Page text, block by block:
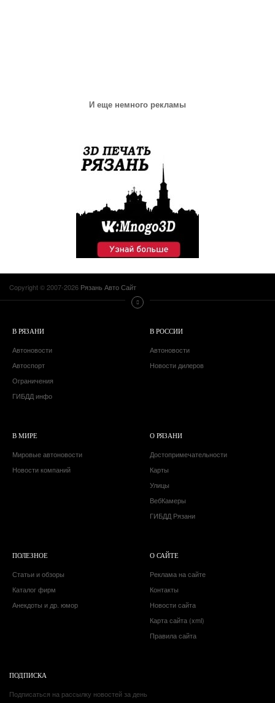
И еще немного рекламы
Copyright © 2007-2026 Рязань Авто Сайт
В РЯЗАНИ
Автоновости
Автоспорт
Ограничения
ГИБДД инфо
В РОССИИ
Автоновости
Новости дилеров
В МИРЕ
Мировые автоновости
Новости компаний
О РЯЗАНИ
Достопримечательности
Карты
Улицы
ВебКамеры
ГИБДД Рязани
ПОЛЕЗНОЕ
Статьи и обзоры
Каталог фирм
Анекдоты и др. юмор
О САЙТЕ
Реклама на сайте
Контакты
Новости сайта
Карта сайта (xml)
Правила сайта
ПОДПИСКА
Подписаться на рассылку новостей за день